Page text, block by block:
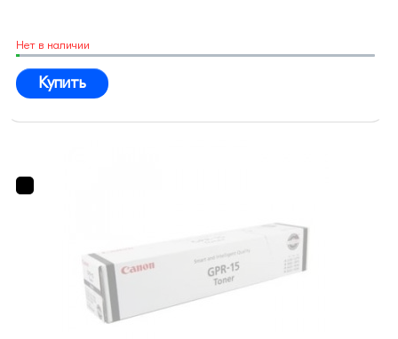
Нет в наличии
Купить